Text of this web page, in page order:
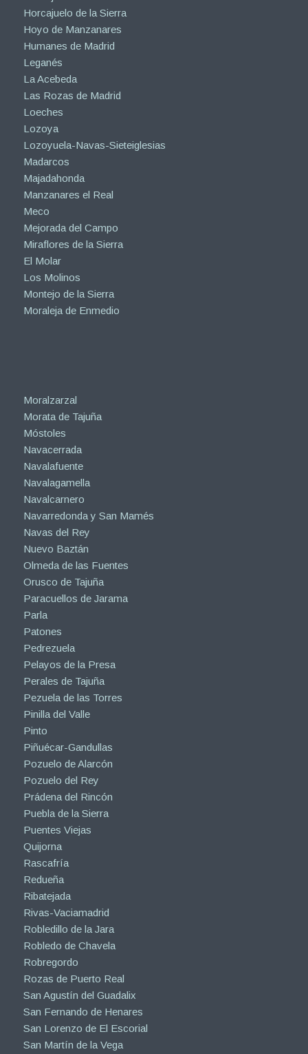
Horcajuelo de la Sierra
Hoyo de Manzanares
Humanes de Madrid
Leganés
La Acebeda
Las Rozas de Madrid
Loeches
Lozoya
Lozoyuela-Navas-Sieteiglesias
Madarcos
Majadahonda
Manzanares el Real
Meco
Mejorada del Campo
Miraflores de la Sierra
El Molar
Los Molinos
Montejo de la Sierra
Moraleja de Enmedio
Moralzarzal
Morata de Tajuña
Móstoles
Navacerrada
Navalafuente
Navalagamella
Navalcarnero
Navarredonda y San Mamés
Navas del Rey
Nuevo Baztán
Olmeda de las Fuentes
Orusco de Tajuña
Paracuellos de Jarama
Parla
Patones
Pedrezuela
Pelayos de la Presa
Perales de Tajuña
Pezuela de las Torres
Pinilla del Valle
Pinto
Piñuécar-Gandullas
Pozuelo de Alarcón
Pozuelo del Rey
Prádena del Rincón
Puebla de la Sierra
Puentes Viejas
Quijorna
Rascafría
Redueña
Ribatejada
Rivas-Vaciamadrid
Robledillo de la Jara
Robledo de Chavela
Robregordo
Rozas de Puerto Real
San Agustín del Guadalix
San Fernando de Henares
San Lorenzo de El Escorial
San Martín de la Vega